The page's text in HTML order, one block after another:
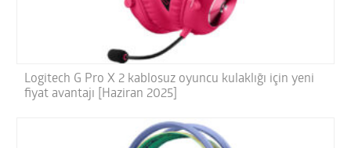
Logitech G Pro X 2 kablosuz oyuncu kulaklığı için yeni
fiyat avantajı [Haziran 2025]